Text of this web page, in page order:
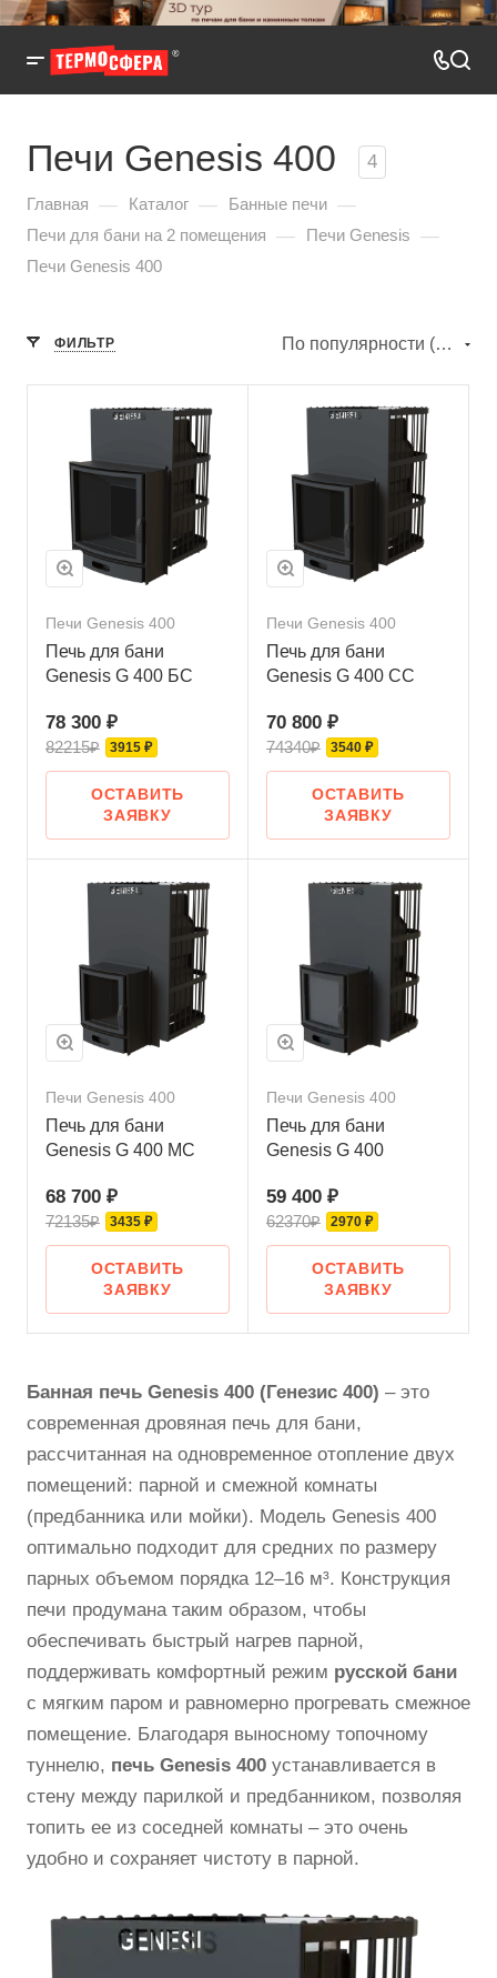
Печи Genesis 400 4
Главная — Каталог — Банные печи —
Печи для бани на 2 помещения — Печи Genesis —
Печи Genesis 400
ФИЛЬТР По популярности (убывание)
Печи Genesis 400
Печь для бани
Genesis G 400 БС
78 300 ₽
82215₽ 3915 ₽
ОСТАВИТЬ
ЗАЯВКУ
Печи Genesis 400
Печь для бани
Genesis G 400 СС
70 800 ₽
74340₽ 3540 ₽
ОСТАВИТЬ
ЗАЯВКУ
Печи Genesis 400
Печь для бани
Genesis G 400 МС
68 700 ₽
72135₽ 3435 ₽
ОСТАВИТЬ
ЗАЯВКУ
Печи Genesis 400
Печь для бани
Genesis G 400
59 400 ₽
62370₽ 2970 ₽
ОСТАВИТЬ
ЗАЯВКУ
Банная печь Genesis 400 (Генезис 400) – это
современная дровяная печь для бани,
рассчитанная на одновременное отопление двух
помещений: парной и смежной комнаты
(предбанника или мойки). Модель Genesis 400
оптимально подходит для средних по размеру
парных объемом порядка 12–16 м³. Конструкция
печи продумана таким образом, чтобы
обеспечивать быстрый нагрев парной,
поддерживать комфортный режим русской бани
с мягким паром и равномерно прогревать смежное
помещение. Благодаря выносному топочному
туннелю, печь Genesis 400 устанавливается в
стену между парилкой и предбанником, позволяя
топить ее из соседней комнаты – это очень
удобно и сохраняет чистоту в парной.